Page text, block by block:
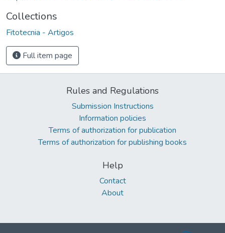
Collections
Fitotecnia - Artigos
Full item page
Rules and Regulations
Submission Instructions
Information policies
Terms of authorization for publication
Terms of authorization for publishing books
Help
Contact
About